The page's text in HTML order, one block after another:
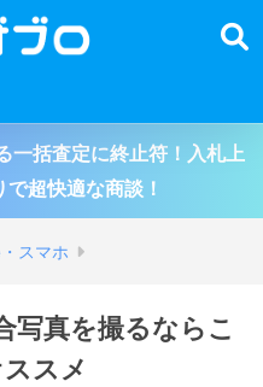
一括査定に終止符！入札上
超快適な商談！
スマホ
写真を撮るならこ
スメ